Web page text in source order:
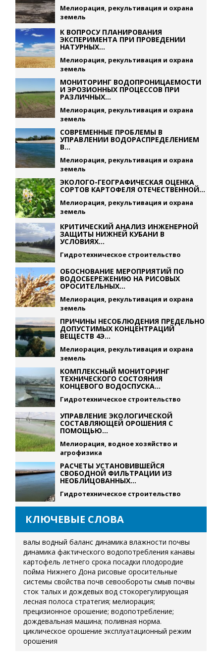
Мелиорация, рекультивация и охрана
земель
К ВОПРОСУ ПЛАНИРОВАНИЯ
ЭКСПЕРИМЕНТА ПРИ ПРОВЕДЕНИИ
НАТУРНЫХ...
Мелиорация, рекультивация и охрана
земель
МОНИТОРИНГ ВОДОПРОНИЦАЕМОСТИ
И ЭРОЗИОННЫХ ПРОЦЕССОВ ПРИ
РАЗЛИЧНЫХ...
Мелиорация, рекультивация и охрана
земель
СОВРЕМЕННЫЕ ПРОБЛЕМЫ В
УПРАВЛЕНИИ ВОДОРАСПРЕДЕЛЕНИЕМ
В...
Мелиорация, рекультивация и охрана
земель
ЭКОЛОГО-ГЕОГРАФИЧЕСКАЯ ОЦЕНКА
СОРТОВ КАРТОФЕЛЯ ОТЕЧЕСТВЕННОЙ...
Мелиорация, рекультивация и охрана
земель
КРИТИЧЕСКИЙ АНАЛИЗ ИНЖЕНЕРНОЙ
ЗАЩИТЫ НИЖНЕЙ КУБАНИ В
УСЛОВИЯХ...
Гидротехническое строительство
ОБОСНОВАНИЕ МЕРОПРИЯТИЙ ПО
ВОДОСБЕРЕЖЕНИЮ НА РИСОВЫХ
ОРОСИТЕЛЬНЫХ...
Мелиорация, рекультивация и охрана
земель
ПРИЧИНЫ НЕСОБЛЮДЕНИЯ ПРЕДЕЛЬНО
ДОПУСТИМЫХ КОНЦЕНТРАЦИЙ
ВЕЩЕСТВ 4Э...
Мелиорация, рекультивация и охрана
земель
КОМПЛЕКСНЫЙ МОНИТОРИНГ
ТЕХНИЧЕСКОГО СОСТОЯНИЯ
КОНЦЕВОГО ВОДОСПУСКА...
Гидротехническое строительство
УПРАВЛЕНИЕ ЭКОЛОГИЧЕСКОЙ
СОСТАВЛЯЮЩЕЙ ОРОШЕНИЯ С
ПОМОЩЬЮ...
Мелиорация, водное хозяйство и
агрофизика
РАСЧЕТЫ УСТАНОВИВШЕЙСЯ
СВОБОДНОЙ ФИЛЬТРАЦИИ ИЗ
НЕОБЛИЦОВАННЫХ...
Гидротехническое строительство
КЛЮЧЕВЫЕ СЛОВА
валы водный баланс динамика влажности почвы
динамика фактического водопотребления канавы
картофель летнего срока посадки плодородие
пойма Нижнего Дона рисовые оросительные
системы свойства почв севообороты смыв почвы
сток талых и дождевых вод стокорегулирующая
лесная полоса стратегия; мелиорация;
прецизионное орошение; водопотребление;
дождевальная машина; поливная норма.
циклическое орошение эксплуатационный режим
орошения